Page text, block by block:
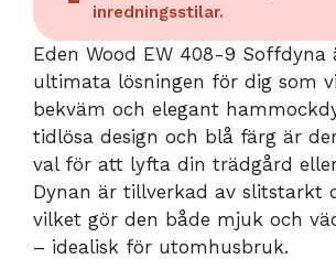
inredningsstilar.
Eden Wood EW 408-9 Soffdyna
ultimata lösningen för dig som
bekväm och elegant
tidlösa design och blå färg är
val för att lyfta din trädgård
Dynan är tillverkad av slitstarkt
vilket gör den både mjuk och
– idealisk för utomhusbruk.